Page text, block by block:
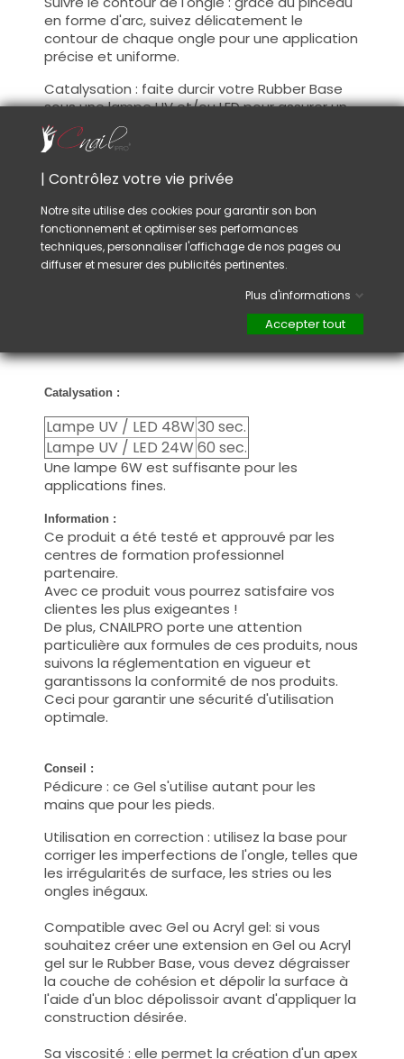
en forme d'arc, suivez délicatement le
contour de chaque ongle pour une application
précise et uniforme.
Catalysation : faite durcir votre Rubber Base
sous une lampe UV et/ou LED pour assurer un
durcissement complet.
cohésion, couche collante après le passage
permet la cohésion avec la couche suivante
du protocole de la pose que vous avez choisi.
Si vous souhaitez faire un renforcement, un
léger bombé et que votre apex présente des
imperfections, dégraissez la couche de
cohésion et limez pour redonner la forme que
vous souhaitez et continuez avec le protocole
de la pose que vous avez choisie.
Catalysation :
Lampe UV / LED 48W30 sec.
Lampe UV / LED 24W 60 sec.
Une lampe 6W est suffisante pour les
applications fines.
Information :
Ce produit a été testé et approuvé par les
centres de formation professionnel
partenaire.
Avec ce produit vous pourrez satisfaire vos
clientes les plus exigeantes !
De plus, CNAILPRO porte une attention
particulière aux formules de ces produits, nous
suivons la réglementation en vigueur et
garantissons la conformité de nos produits.
Ceci pour garantir une sécurité d'utilisation
optimale.
Conseil :
Pédicure : ce Gel s'utilise autant pour les
mains que pour les pieds.
Utilisation en correction : utilisez la base pour
corriger les imperfections de l'ongle, telles que
les irrégularités de surface, les stries ou les
ongles inégaux.
Compatible avec Gel ou Acryl gel: si vous
souhaitez créer une extension en Gel ou Acryl
gel sur le Rubber Base, vous devez dégraisser
la couche de cohésion et dépolir la surface à
l'aide d'un bloc dépolissoir avant d'appliquer la
construction désirée.
Sa viscosité : elle permet la création d'un apex
| Contrôlez votre vie privée
Notre site utilise des cookies pour garantir son bon
fonctionnement et optimiser ses performances
techniques, personnaliser l'affichage de nos pages ou
diffuser et mesurer des publicités pertinentes.
Plus d'informations
Accepter tout